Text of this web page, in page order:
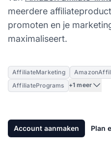
meerdere
promoten en je
maximaliseert.
AffiliateMarketing
AffiliatePrograms
+1 meer
Account aanmaken Plan